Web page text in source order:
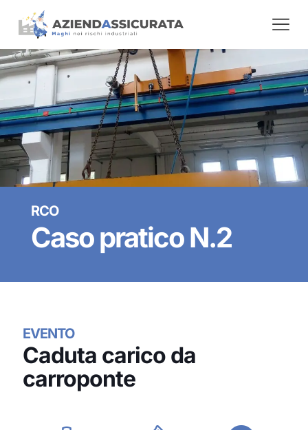
RCO
Caso pratico N.2
EVENTO
Caduta carico da
carroponte